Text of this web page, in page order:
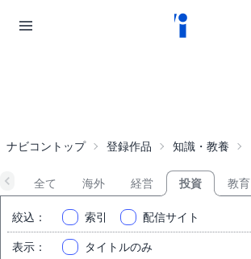
ナビコントップ 登録作品 知識・教養
全て 海外 経営 投資 教育
絞込 ： 索引 配信サイト
表示 ： タイトルのみ